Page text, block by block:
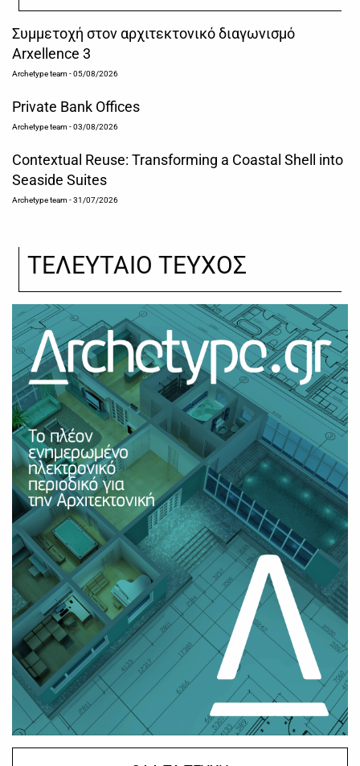
Συμμετοχή στον αρχιτεκτονικό διαγωνισμό
Arxellence 3
Archetype team- 05/08/2026
Private Bank Offices
Archetype team- 03/08/2026
Contextual Reuse: Transforming a Coastal Shell into
Seaside Suites
Archetype team- 31/07/2026
ΤΕΛΕΥΤΑΙΟ ΤΕΥΧΟΣ